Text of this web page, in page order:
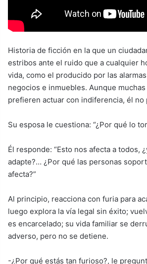
Historia de ficción en la que un
estribos ante el ruido que a cualquier
vida, como el producido por las
negocios e inmuebles. Aunque
prefieren actuar con indiferencia, él no
Su esposa le cuestiona: “¿Por qué lo
Él responde: “Esto nos afecta a todos,
adapte?… ¿Por qué las personas
afecta?”
Al principio, reacciona con furia para
luego explora la vía legal sin éxito;
es encarcelado; su vida familiar se
adverso, pero no se detiene.
-¿Por qué estás tan furioso?, le